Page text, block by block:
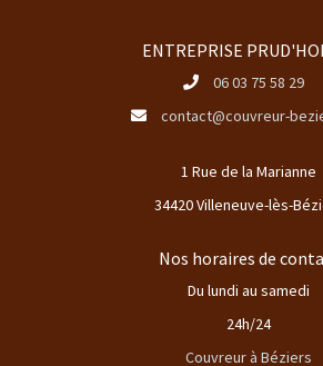
ENTREPRISE
06 03 75 58 29
contact@couvreur-
1 Rue de la Marianne
34420 Villeneuve-lès-
Nos horaires de
Du lundi au samedi
24h/24
Couvreur à Béziers